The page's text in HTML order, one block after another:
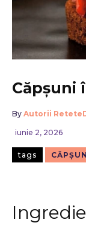
Căpșuni
By Autorii
iunie 2, 2026
tags